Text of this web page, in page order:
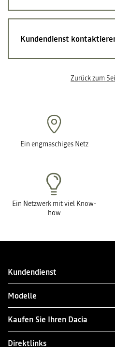
Kundendienst
Zurück zum
Ein engmaschiges Netz
Ein Netzwerk mit viel Know-
how
Kundendienst
Modelle
Kaufen Sie Ihren Dacia
Direktlinks